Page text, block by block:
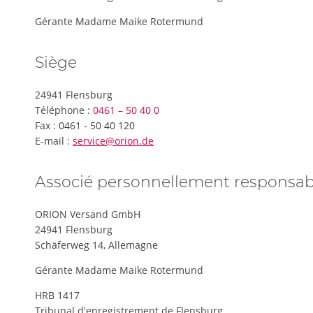
Gérante Madame Maike Rotermund
Siège
24941 Flensburg
Téléphone : 0461 – 50 40 0
Fax : 0461 - 50 40 120
E-mail : service@orion.de
Associé personnellement
ORION Versand GmbH
24941 Flensburg
Schäferweg 14, Allemagne
Gérante Madame Maike Rotermund
HRB 1417